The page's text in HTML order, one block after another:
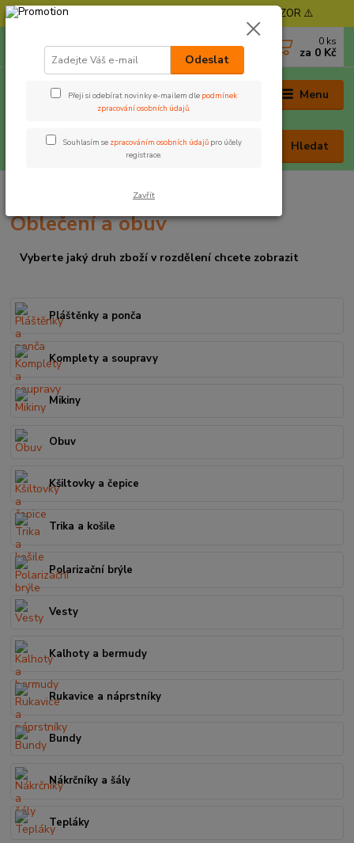
⚠️ POZOR - Objednávky expedujeme od 11. 8. - POZOR ⚠️
Menu
Hledat
0 ks
za 0 Kč
Oblečení a obuv
Vyberte jaký druh zboží v rozdělení chcete zobrazit
Pláštěnky a ponča
Komplety a soupravy
Mikiny
Obuv
Kšiltovky a čepice
Trika a košile
Polarizační brýle
Vesty
Kalhoty a bermudy
Rukavice a náprstníky
Bundy
Nákrčníky a šály
Tepláky
Odeslat
Přeji si odebírat novinky e-mailem dle podmínek
zpracování osobních údajů.
Souhlasím se zpracováním osobních údajů pro účely
registrace.
Zavřít